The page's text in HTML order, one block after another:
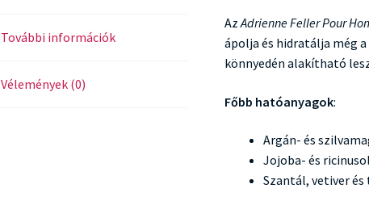
További információk
Vélemények (0)
AzAdrienne Feller Pour
ápolja és hidratálja még
könnyedén alakítható
Főbb hatóanyagok:
Argán- és
Jojoba- és
Szantál, vetiver